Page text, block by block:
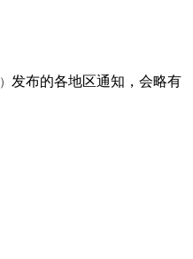
） 发布的各地区通知，会略有